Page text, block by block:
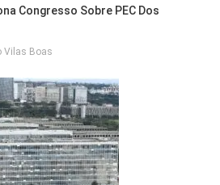
Congresso Sobre PEC Dos
Vilas Boas